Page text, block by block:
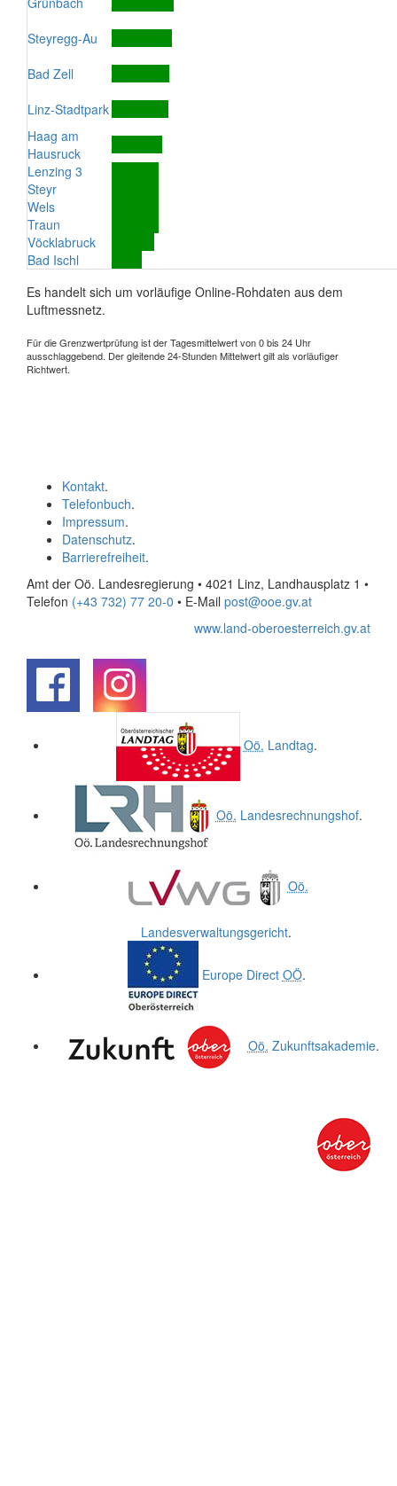
Steyregg-Au
Bad Zell
Linz-Stadtpark
Haag am
Hausruck
Lenzing 3
Steyr
Wels
Traun
Vöcklabruck
Bad Ischl
Es handelt sich um vorläufige Online-Rohdaten aus dem
Luftmessnetz.
Für die Grenzwertprüfung ist der Tagesmittelwert von 0 bis 24 Uhr
ausschlaggebend. Der gleitende 24-Stunden Mittelwert gilt als vorläufiger
Richtwert.
Kontakt.
Telefonbuch.
Impressum.
Datenschutz.
Barrierefreiheit.
Amt der Oö. Landesregierung • 4021 Linz, Landhausplatz 1 •
Telefon (+43 732) 77 20-0 • E-Mail post@ooe.gv.at
www.land-oberoesterreich.gv.at
Oö. Landtag.
Oö. Landesrechnungshof.
Oö.
Landesverwaltungsgericht.
Europe Direct OÖ.
Oö. Zukunftsakademie.